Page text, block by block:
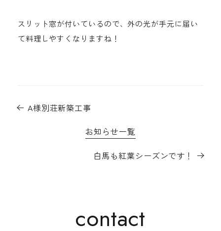
スリット窓が付いているので、外の光が手元に届い
て料理しやすくなりますね！
A様別荘新築工事
お知らせ一覧
白馬も紅葉シーズンです！